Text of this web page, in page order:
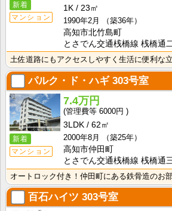
新着
マンション
1K
23㎡
1990年2月
（築36年）
高知市北竹島町
とさでん交通桟橋線 桟橋通
パルク・ド・ハギ303号室
新着
マンション
7.4万円
6000円
3LDK
62㎡
2000年8月
（築25年）
高知市仲田町
とさでん交通桟橋線 桟橋通
百石ハイツ 303号室